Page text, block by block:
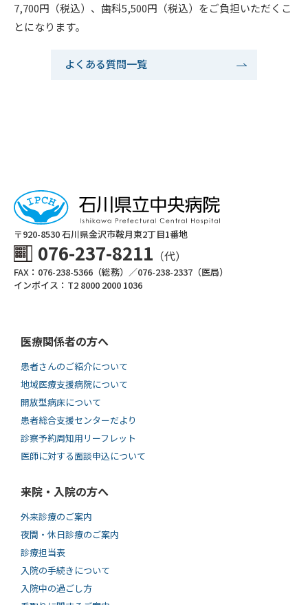
7,700円（税込）、歯科5,500円（税込）をご負担いただくこ
とになります。
よくある質問一覧
〒920-8530 ⽯川県⾦沢市鞍⽉東2丁⽬1番地
076-237-8211 （代）
FAX：076-238-5366（総務）／076-238-2337（医局）
インボイス：T2 8000 2000 1036
医療関係者の方へ
患者さんのご紹介について
地域医療支援病院について
開放型病床について
患者総合支援センターだより
診察予約周知用リーフレット
医師に対する面談申込について
来院・入院の方へ
外来診療のご案内
夜間・休日診療のご案内
診療担当表
入院の手続きについて
入院中の過ごし方